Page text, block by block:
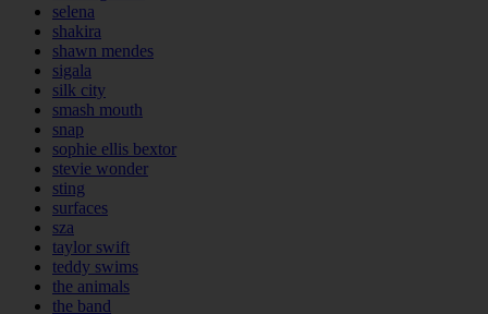
selena
shakira
shawn mendes
sigala
silk city
smash mouth
snap
sophie ellis bextor
stevie wonder
sting
surfaces
sza
taylor swift
teddy swims
the animals
the band